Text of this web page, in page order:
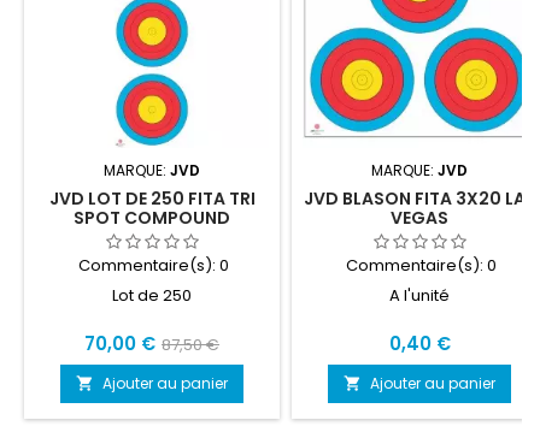
MARQUE: JVD
JVD LOT DE 250 FITA TRI
SPOT COMPOUND
Commentaire(s): 0
Lot de 250
Prix
70,00 € Prix
base
87,50 €
 Ajouter au panier
MARQUE: JVD
JVD BLASON FITA 3X20 LAS
VEGAS
Commentaire(s): 0
A l'unité
Prix
0,40 €
 Ajouter au panier